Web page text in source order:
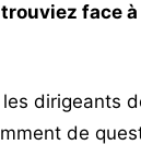
face
dirigeants
de